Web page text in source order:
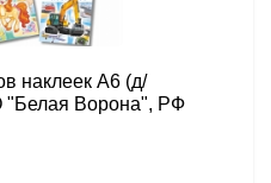
наклеек А6 (д/
Ворона", РФ